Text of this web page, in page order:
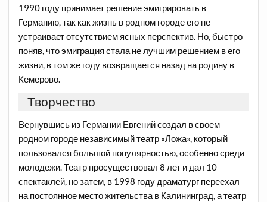
1990 году принимает решение эмигрировать в
Германию, так как жизнь в родном городе его не
устраивает отсутствием ясных перспектив. Но, быстро
поняв, что эмиграция стала не лучшим решением в его
жизни, в том же году возвращается назад на родину в
Кемерово.
Творчество
Вернувшись из Германии Евгений создал в своем
родном городе независимый театр «Ложа», который
пользовался большой популярностью, особенно среди
молодежи. Театр просуществовал 8 лет и дал 10
спектаклей, но затем, в 1998 году драматург переехал
на постоянное место жительства в Калининград, а театр